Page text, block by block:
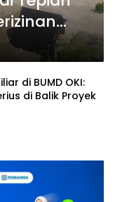
di BUMD OKI:
di Balik Proyek